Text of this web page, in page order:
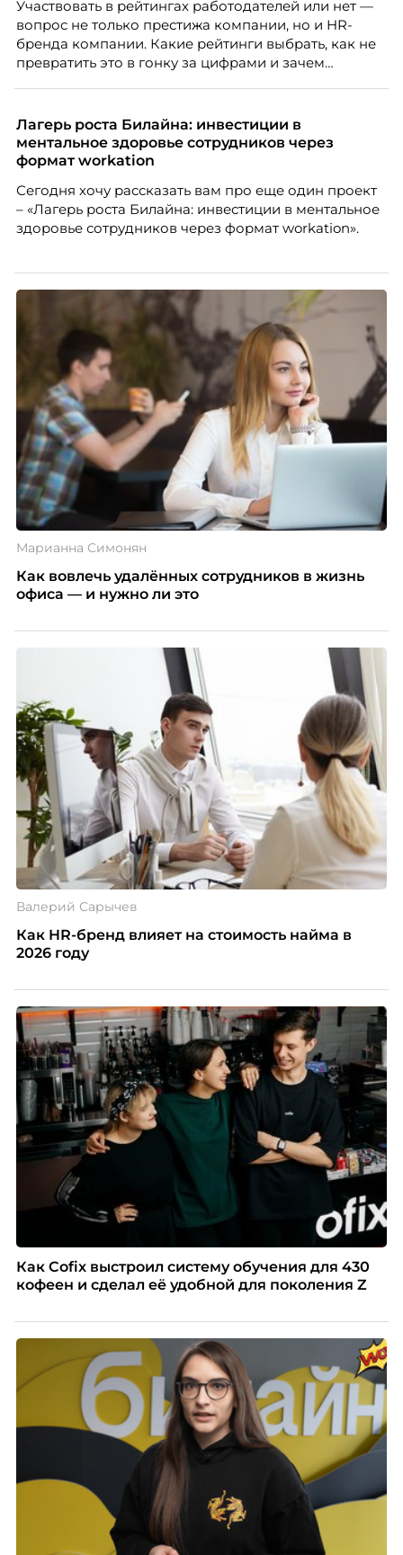
Skillbox.
Участвовать в рейтингах работодателей или нет —
вопрос не только престижа компании, но и HR-
бренда компании. Какие рейтинги выбрать, как не
превратить это в гонку за цифрами и зачем
Чеснокова, HR-директор Right line.
Лагерь роста Билайна: инвестиции в
ментальное здоровье сотрудников через
формат workation
Сегодня хочу рассказать вам про еще один проект
– «Лагерь роста Билайна: инвестиции в ментальное
здоровье сотрудников через формат workation».
Марианна Симонян
Как вовлечь удалённых сотрудников в жизнь
офиса — и нужно ли это
Валерий Сарычев
Как HR-бренд влияет на стоимость найма в
2026 году
Как Cofix выстроил систему обучения для 430
кофеен и сделал её удобной для поколения Z